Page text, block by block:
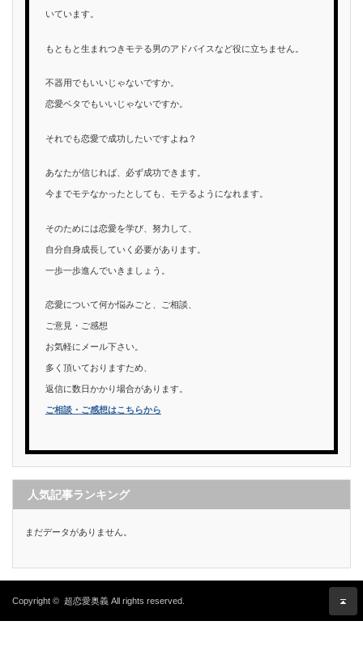
いています。
もともと生まれつきモテる男のアドバイスなど役に立ちません。
不器用でもいいじゃないですか。
恋愛ベタでもいいじゃないですか。
それでも恋愛で成功したいですよね？
あなたが信じれば、必ず成功できます。
今までモテなかったとしても、モテるようになれます。
そのためには恋愛を学び、努力して、
自分自身成長していく必要があります。
一歩一歩進んでいきましょう。
恋愛について何か悩みごと、ご相談、
ご意見・ご感想
お気軽にメール下さい。
多く頂いておりますため、
返信に数日かかり場合があります。
ご相談・ご感想はこちらから
人気記事ランキング
まだデータがありません。
Copyright © 超恋愛奥義 All rights reserved.